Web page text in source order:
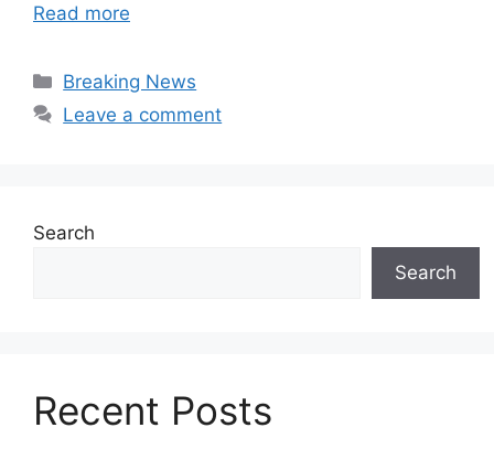
Read more
Categories
Breaking News
Leave a comment
Search
Search
Recent Posts